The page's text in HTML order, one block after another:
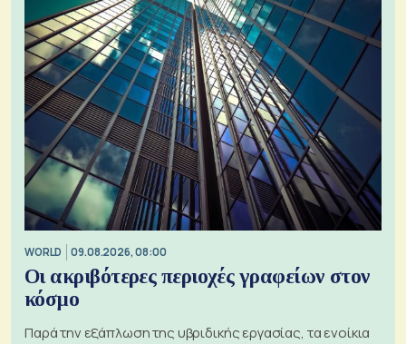
WORLD 09.08.2026, 08:00
Οι ακριβότερες περιοχές γραφείων στον
κόσμο
Παρά την εξάπλωση της υβριδικής εργασίας, τα ενοίκια